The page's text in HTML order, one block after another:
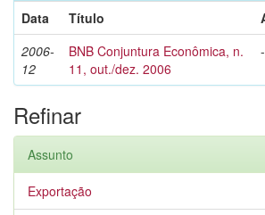
Data
Título
2006-
12
BNB Conjuntura Econômica, n.
11, out./dez. 2006
-
Refinar
Assunto
Exportação